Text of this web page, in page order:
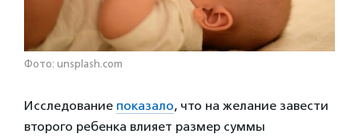
Фото: unsplash.com
Исследование показало, что на желание завести
второго ребенка влияет размер суммы